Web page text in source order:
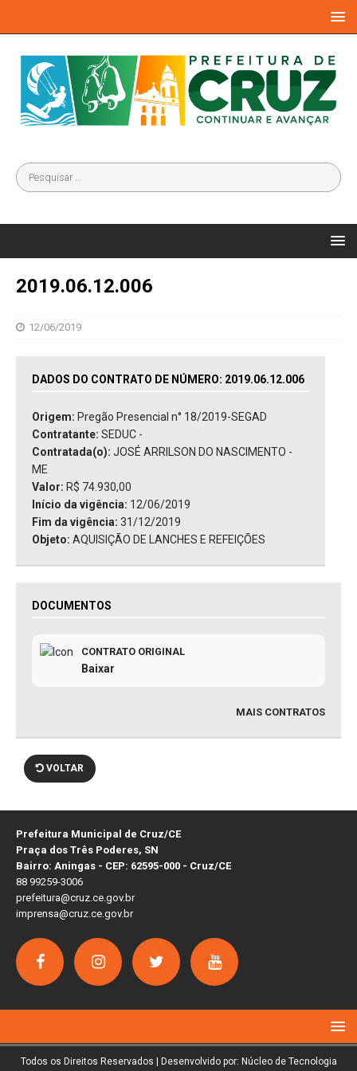
2019.06.12.006
12/06/2019
DADOS DO CONTRATO DE NÚMERO: 2019.06.12.006
Origem: Pregão Presencial n° 18/2019-SEGAD
Contratante: SEDUC -
Contratada(o): JOSÉ ARRILSON DO NASCIMENTO -
ME
Valor: R$ 74.930,00
Início da vigência: 12/06/2019
Fim da vigência: 31/12/2019
Objeto: AQUISIÇÃO DE LANCHES E REFEIÇÕES
DOCUMENTOS
CONTRATO ORIGINAL
Baixar
MAIS CONTRATOS
VOLTAR
Prefeitura Municipal de Cruz/CE
Praça dos Três Poderes, SN
Bairro: Aningas - CEP: 62595-000 - Cruz/CE
88 99259-3006
prefeitura@cruz.ce.gov.br
imprensa@cruz.ce.gov.br
Todos os Direitos Reservados | Desenvolvido por: Núcleo de Tecnologia